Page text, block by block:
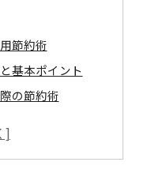
節約術
基本ポイント
の節約術
する方法